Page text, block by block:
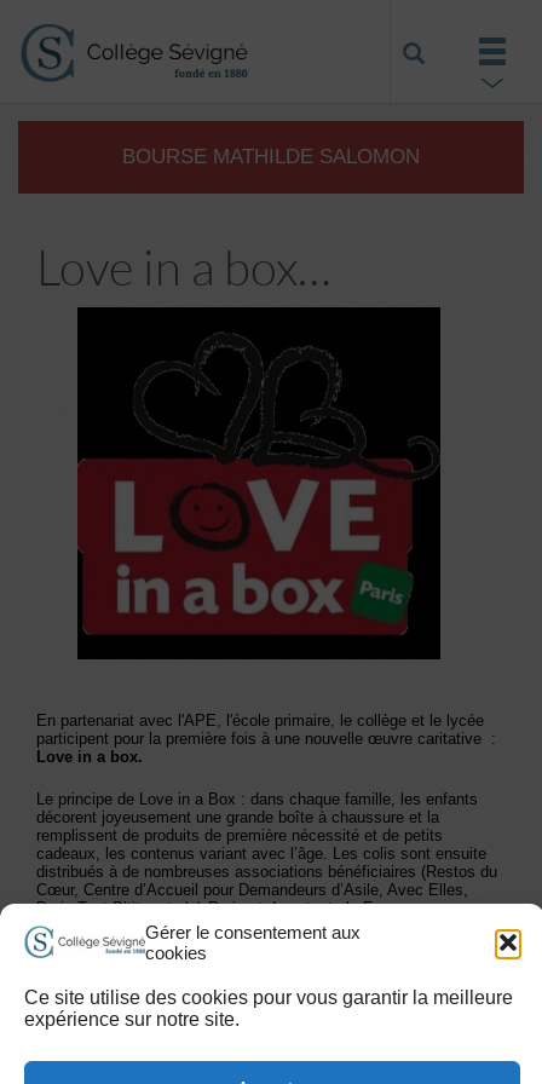
Gérer le consentement aux
cookies
Ce site utilise des cookies pour vous garantir la meilleure
expérience sur notre site.
BOURSE MATHILDE SALOMON
Love in a box…
En partenariat avec l'APE, l'école primaire, le collège et le lycée
participent pour la première fois à une nouvelle œuvre caritative :
Love in a box.
Le principe de Love in a Box : dans chaque famille, les enfants
décorent joyeusement une grande boîte à chaussure et la
remplissent de produits de première nécessité et de petits
cadeaux, les contenus variant avec l’âge. Les colis sont ensuite
distribués à de nombreuses associations bénéficiaires (Restos du
Cœur, Centre d’Accueil pour Demandeurs d’Asile, Avec Elles,
Paris Tout P’tits, etc.) à Paris et dans toute la France.
Accessibilité handicap
Mentions légales et Conditions d’Utilisation